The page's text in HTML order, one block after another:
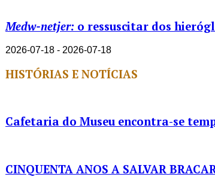
Medw-netjer: o ressuscitar dos
2026-07-18 - 2026-07-18
HISTÓRIAS E NOTÍCIAS
Cafetaria do Museu encontra-se
CINQUENTA ANOS A SALVAR